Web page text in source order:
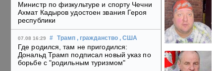
Министр по физкультуре и спорту Чечни
Ахмат Кадыров удостоен звания Героя
республики
07.08 16:29 # Трамп , гражданство , США
Где родился, там не пригодился:
Дональд Трамп подписал новый указ по
борьбе с "родильным туризмом"